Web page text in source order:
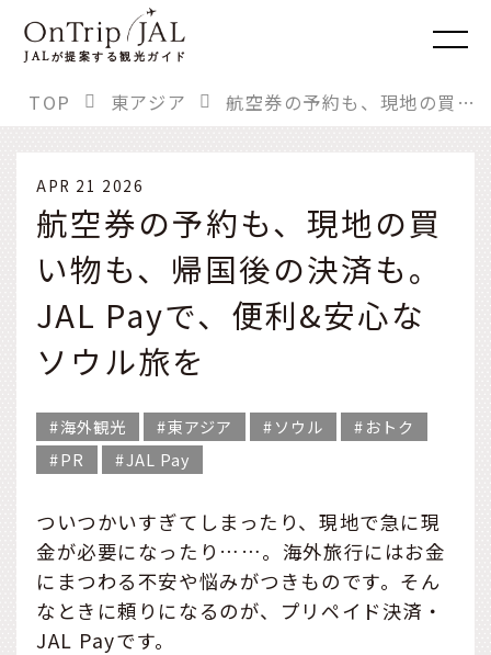
JALが提案する観光ガイド
TOP 東アジア 航空券の予約も、現地の買い物も、帰国後の決済も。JAL Payで、便利&安心なソウル旅を
APR 21 2026
航空券の予約も、現地の買
い物も、帰国後の決済も。
JAL Payで、便利&安心な
ソウル旅を
海外観光 東アジア ソウル
おトク
PR
JAL Pay
ついつかいすぎてしまったり、現地で急に現
金が必要になったり……。海外旅行にはお金
にまつわる不安や悩みがつきものです。そん
なときに頼りになるのが、プリペイド決済・
JAL Payです。